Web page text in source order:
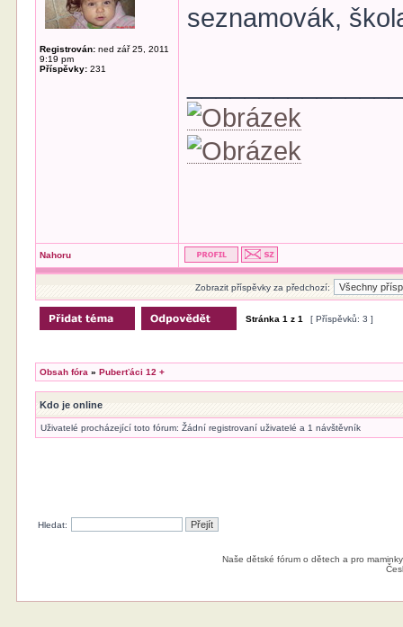
Registrován: ned zář 25, 2011
9:19 pm
Příspěvky: 231
seznamovák,
Nahoru
Zobrazit příspěvky za předchozí:
Stránka1 z1 [ Příspěvků: 3 ]
Obsah fóra »Puberťáci 12 +
Kdo je online
Uživatelé procházející toto fórum: Žádní registrovaní uživatelé a 1 návštěvník
Hledat:
Naše dětské fórum o dětech a pro